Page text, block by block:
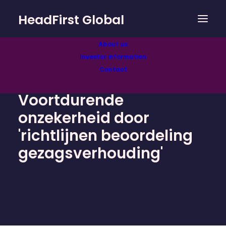
HeadFirst Global
About us
Investor information
Contact
Voortdurende
onzekerheid door
'richtlijnen beoordeling
gezagsverhouding'